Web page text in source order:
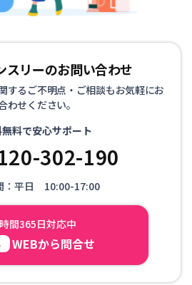
スリーのお問い合わせ
するご不明点・ご相談もお気軽にお
わせください。
料で安心サポート
302-190
：平日 10:00-17:00
間365日対応中
WEBから問合せ